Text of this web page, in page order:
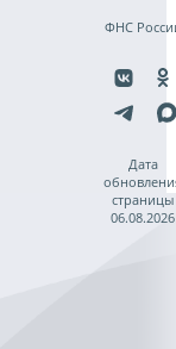
ФНС
Дата
страницы
06.08.2026